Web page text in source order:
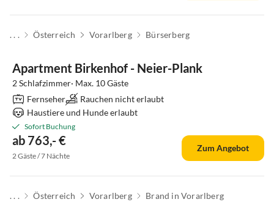
. . . Österreich Vorarlberg Bürserberg
Apartment Birkenhof - Neier-Plank
2 Schlafzimmer· Max. 10 Gäste
Fernseher
Rauchen nicht erlaubt
Haustiere und Hunde erlaubt
Sofort Buchung
ab 763,- €
2 Gäste / 7 Nächte
Zum Angebot
. . . Österreich Vorarlberg Brand in Vorarlberg